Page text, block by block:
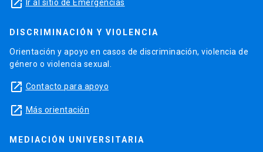
launch Ir al sitio de Emergencias
DISCRIMINACIÓN Y VIOLENCIA
Orientación y apoyo en casos de discriminación, violencia de
género o violencia sexual.
launch Contacto para apoyo
launch Más orientación
MEDIACIÓN UNIVERSITARIA